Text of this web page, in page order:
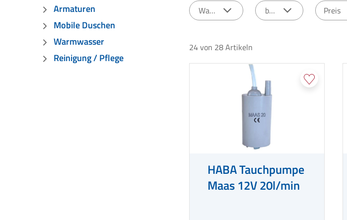
Armaturen
Mobile Duschen
Warmwasser
Reinigung / Pflege
Watt bar Preis
24von 28Artikeln
HABA Tauchpumpe
Maas 12V 20l/min